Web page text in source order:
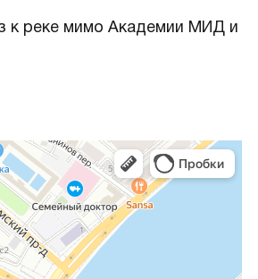
к реке мимо Академии МИД и